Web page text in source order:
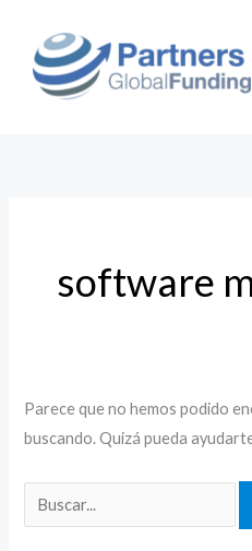
contenido
software
Parece que no hemos podido
buscando. Quizá pueda
por: